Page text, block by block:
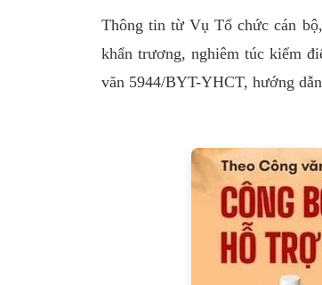
Thông tin từ Vụ Tổ chức cán
khẩn trương, nghiêm túc kiểm
văn 5944/BYT-YHCT, hướng